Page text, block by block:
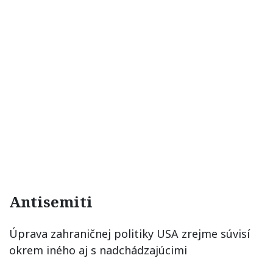
Antisemiti
Úprava zahraničnej politiky USA zrejme súvisí
okrem iného aj s nadchádzajúcimi